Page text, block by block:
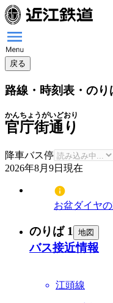
戻る
路線・時刻表・のり
官庁街通り
かんちょうがいどおり
降車バス停
2026年8月9日 現在
お盆ダイヤ
のりば 1 地図
バス接近情報
江頭線